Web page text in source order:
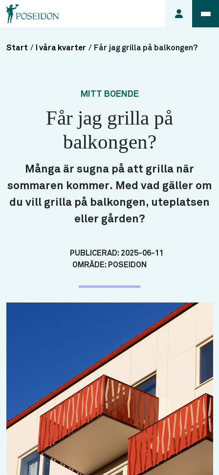
min
hyra
söker du
lägenhet
Start / I våra kvarter / Får jag grilla på balkongen?
MITT BOENDE
Får jag grilla på
balkongen?
Många är sugna på att grilla när
sommaren kommer. Med vad gäller om
du vill grilla på balkongen, uteplatsen
eller gården?
PUBLICERAD: 2025-06-11
OMRÅDE: POSEIDON